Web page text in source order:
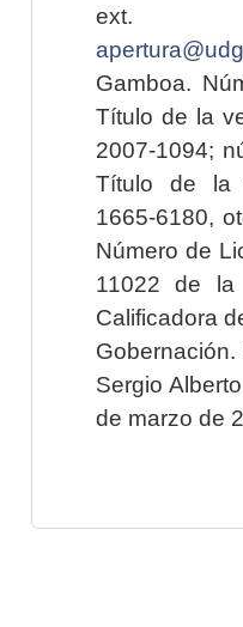
ext.
Gamboa.
Título de la
2007-1094;
Título de la
1665-6180,
Número de
11022 de la
Calificadora
Sergio
de marzo de